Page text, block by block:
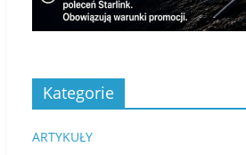
Kategorie
ARTYKUŁY